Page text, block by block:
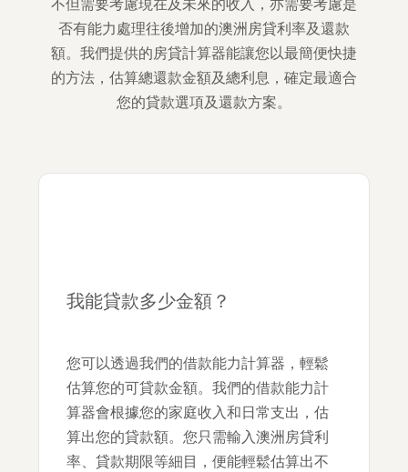
否有能力處理往後增加的澳洲房貸利率及還款
額。我們提供的房貸計算器能讓您以最簡便快捷
的方法，估算總還款金額及總利息，確定最適合
您的貸款選項及還款方案。
我能貸款多少金額？
您可以透過我們的借款能力計算器，輕鬆
估算您的可貸款金額。我們的借款能力計
算器會根據您的家庭收入和日常支出，估
算出您的貸款額。您只需輸入澳洲房貸利
率、貸款期限等細目，便能輕鬆估算出不